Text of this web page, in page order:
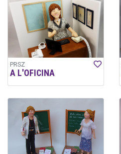
PRSZ
A L'OFICINA